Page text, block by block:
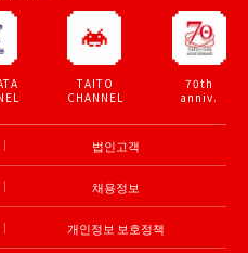
TAITO
CHANNEL
70th
anniv.
법인고객
채용정보
개인정보 보호정책